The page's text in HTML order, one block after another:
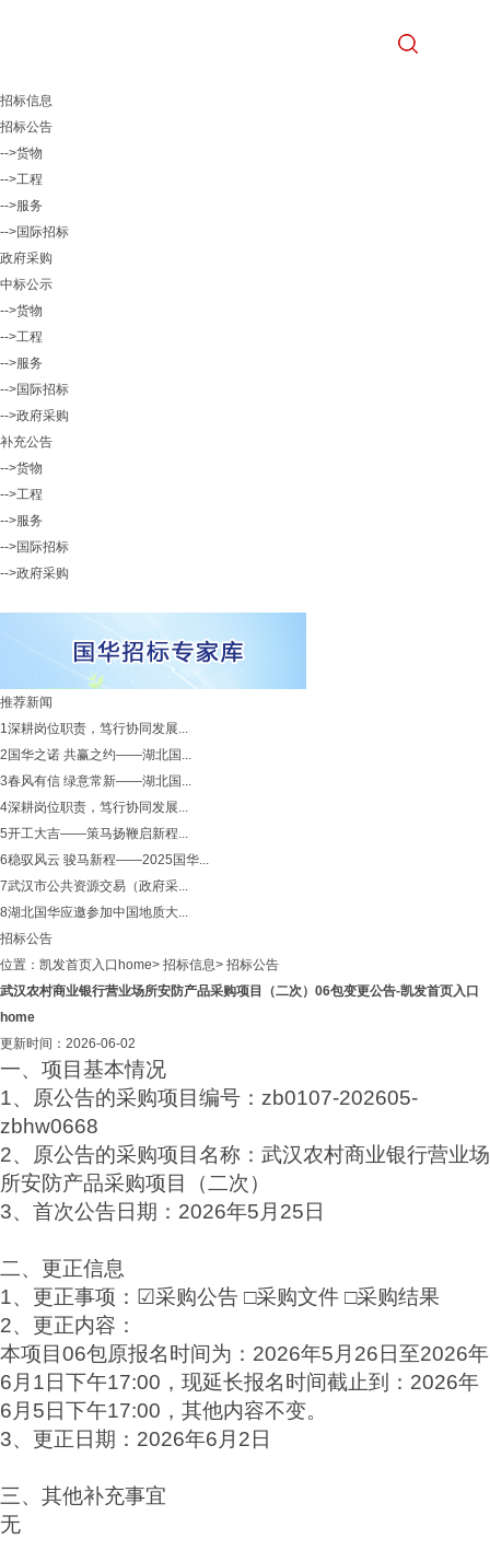
招标信息
招标公告
-->货物
-->工程
-->服务
-->国际招标
政府采购
中标公示
-->货物
-->工程
-->服务
-->国际招标
-->政府采购
补充公告
-->货物
-->工程
-->服务
-->国际招标
-->政府采购
推荐新闻
1深耕岗位职责，笃行协同发展...
2 国华之诺 共赢之约——湖北国...
3春风有信 绿意常新——湖北国...
4深耕岗位职责，笃行协同发展...
5开工大吉——策马扬鞭启新程...
6稳驭风云 骏马新程——2025国华...
7武汉市公共资源交易（政府采...
8湖北国华应邀参加中国地质大...
招标公告
位置： 凯发首页入口home> 招标信息> 招标公告
武汉农村商业银行营业场所安防产品采购项目（二次）06包变更公告-凯发首页入口
home
更新时间：2026-06-02
一、项目基本情况
1、原公告的采购项目编号：zb0107-202605-
zbhw0668
2、原公告的采购项目名称：武汉农村商业银行营业场
所安防产品采购项目（二次）
3、首次公告日期：2026年5月25日
二、更正信息
1、更正事项：☑采购公告 □采购文件 □采购结果
2、更正内容：
本项目06包原报名时间为：2026年5月26日至2026年
6月1日下午17:00，现延长报名时间截止到：2026年
6月5日下午17:00，其他内容不变。
3、更正日期：2026年6月2日
三、其他补充事宜
无